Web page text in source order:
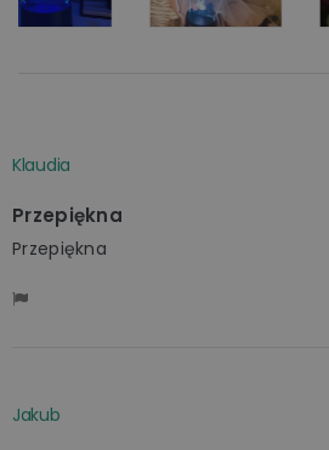
Klaudia
Przepiękna
Przepiękna
Jakub